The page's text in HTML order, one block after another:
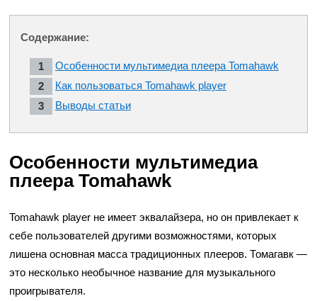
Содержание:
Особенности мультимедиа плеера Tomahawk
Как пользоваться Tomahawk player
Выводы статьи
Особенности мультимедиа
плеера Tomahawk
Tomahawk player не имеет эквалайзера, но он привлекает к
себе пользователей другими возможностями, которых
лишена основная масса традиционных плееров. Томагавк —
это несколько необычное название для музыкального
проигрывателя.